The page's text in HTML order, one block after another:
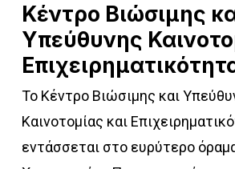
Κέντρο Βιώσιμης
Υπεύθυνης
Το Κέντρο Βιώσιμης και
Καινοτομίας και
εντάσσεται στο ευρύτερο